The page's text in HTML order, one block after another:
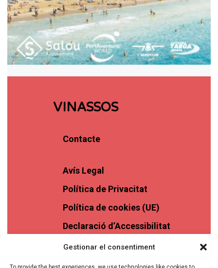
Gestionar el consentiment
VINASSOS
Contacte
Avís Legal
Política de Privacitat
Política de cookies (UE)
Declaració d’Accessibilitat